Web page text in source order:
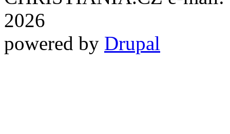
2026
powered by Drupal